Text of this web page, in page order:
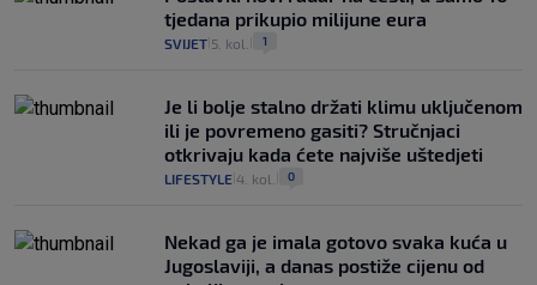
tjedana prikupio milijune eura
SVIJET 5. kol. 1
Je li bolje stalno držati klimu uključenom
ili je povremeno gasiti? Stručnjaci
otkrivaju kada ćete najviše uštedjeti
LIFESTYLE 4. kol. 0
Nekad ga je imala gotovo svaka kuća u
Jugoslaviji, a danas postiže cijenu od